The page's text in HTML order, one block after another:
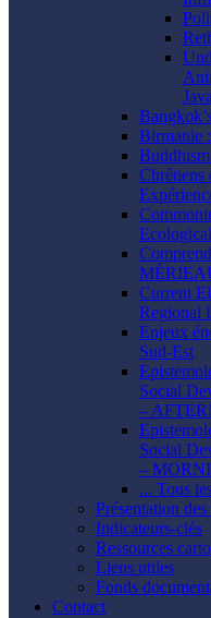
Birmanie
Chrétiens
Current
Regional
Enjeux
Sud-Est
Social
–
Social
–
... Tous
Présentation des
Indicateurs-clés
Ressources
Liens utiles
Fonds
Contact